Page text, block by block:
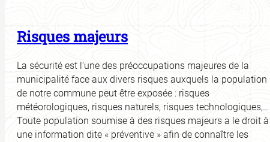
Risques majeurs
La sécurité est l’une des préoccupations majeures de la
municipalité face aux divers risques auxquels la population
de notre commune peut être exposée : risques
météorologiques, risques naturels, risques technologiques,…
Toute population soumise à des risques majeurs a le droit à
une information dite « préventive » afin de connaître les